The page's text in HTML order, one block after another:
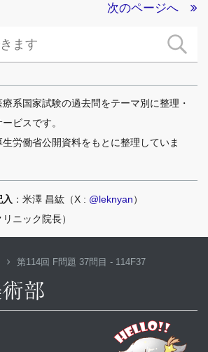
次のページへ
系国家試験の過去問をテーマ別に整理・
ビスです。
労働省公開資料をもとに整理していま
：米澤 昌紘（X : @leknyan）
ニック院長）
第114回 F問題 37問目 - 114F37